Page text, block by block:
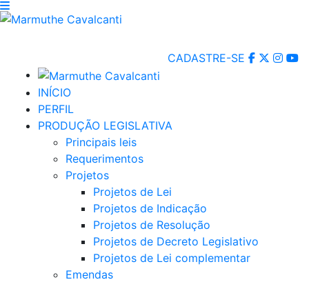
CADASTRE-SE
INÍCIO
PERFIL
PRODUÇÃO LEGISLATIVA
Principais leis
Requerimentos
Projetos
Projetos de Lei
Projetos de Indicação
Projetos de Resolução
Projetos de Decreto Legislativo
Projetos de Lei complementar
Emendas